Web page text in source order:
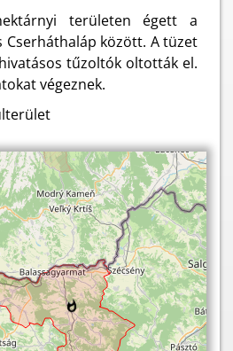
területen égett a
között. A tüzet
tűzoltók oltották el.
végeznek.